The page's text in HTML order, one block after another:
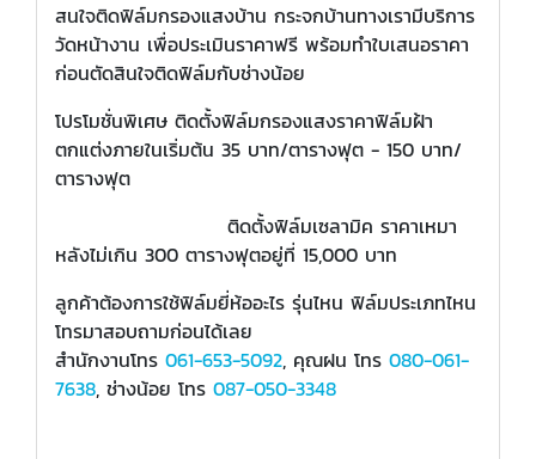
สนใจติดฟิล์มกรองแสงบ้าน กระจกบ้านทางเรามีบริการ
วัดหน้างาน เพื่อประเมินราคาฟรี พร้อมทำใบเสนอราคา
ก่อนตัดสินใจติดฟิล์มกับช่างน้อย
โปรโมชั่นพิเศษ ติดตั้งฟิล์มกรองแสงราคาฟิล์มฝ้า
ตกแต่งภายในเริ่มต้น 35 บาท/ตารางฟุต - 150 บาท/
ตารางฟุต
ติดตั้งฟิล์มเซลามิค ราคาเหมา
หลังไม่เกิน 300 ตารางฟุตอยู่ที่ 15,000 บาท
ลูกค้าต้องการใช้ฟิล์มยี่ห้ออะไร รุ่นไหน ฟิล์มประเภทไหน
โทรมาสอบถามก่อนได้เลย
สำนักงานโทร 061-653-5092, คุณฝน โทร 080-061-
7638, ช่างน้อย โทร 087-050-3348